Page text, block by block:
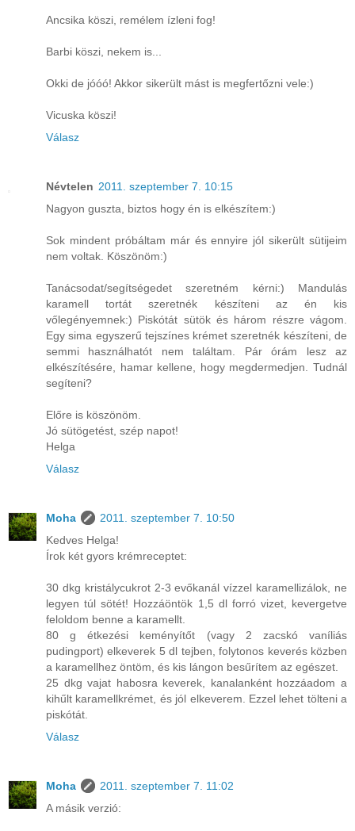
Ancsika köszi, remélem ízleni fog!
Barbi köszi, nekem is...
Okki de jóóó! Akkor sikerült mást is megfertőzni vele:)
Vicuska köszi!
Válasz
Névtelen 2011. szeptember 7. 10:15
Nagyon guszta, biztos hogy én is elkészítem:)
Sok mindent próbáltam már és ennyire jól sikerült sütijeim
nem voltak. Köszönöm:)
Tanácsodat/segítségedet szeretném kérni:) Mandulás
karamell tortát szeretnék készíteni az én kis
vőlegényemnek:) Piskótát sütök és három részre vágom.
Egy sima egyszerű tejszínes krémet szeretnék készíteni, de
semmi használhatót nem találtam. Pár órám lesz az
elkészítésére, hamar kellene, hogy megdermedjen. Tudnál
segíteni?
Előre is köszönöm.
Jó sütögetést, szép napot!
Helga
Válasz
Moha
2011. szeptember 7. 10:50
Kedves Helga!
Írok két gyors krémreceptet:
30 dkg kristálycukrot 2-3 evőkanál vízzel karamellizálok, ne
legyen túl sötét! Hozzáöntök 1,5 dl forró vizet, kevergetve
feloldom benne a karamellt.
80 g étkezési keményítőt (vagy 2 zacskó vaníliás
pudingport) elkeverek 5 dl tejben, folytonos keverés közben
a karamellhez öntöm, és kis lángon besűrítem az egészet.
25 dkg vajat habosra keverek, kanalanként hozzáadom a
kihűlt karamellkrémet, és jól elkeverem. Ezzel lehet tölteni a
piskótát.
Válasz
Moha
2011. szeptember 7. 11:02
A másik verzió: